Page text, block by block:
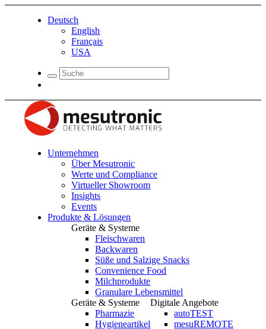
Deutsch
English
Français
USA
Unternehmen
Über Mesutronic
Werte und Compliance
Virtueller Showroom
Insights
Events
Produkte & Lösungen
Geräte & Systeme
Fleischwaren
Backwaren
Süße und Salzige Snacks
Convenience Food
Milchprodukte
Granulare Lebensmittel
Geräte & Systeme
Pharmazie
Hygieneartikel
Digitale Angebote
autoTEST
mesuREMOTE